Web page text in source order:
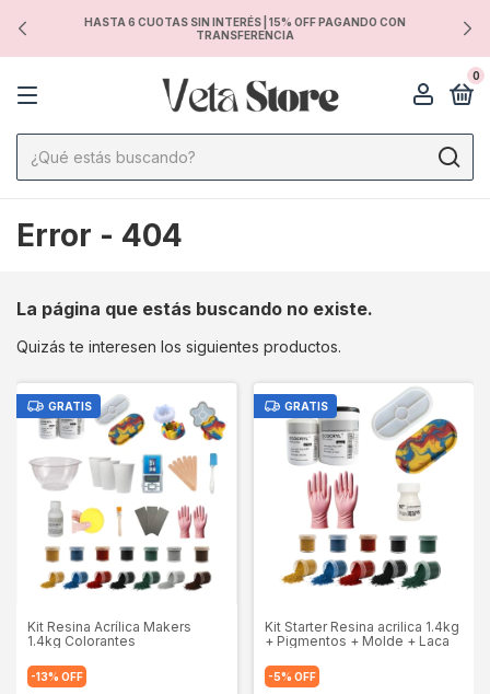
HASTA 6 CUOTAS SIN INTERÉS | 15% OFF PAGANDO CON
TRANSFERENCIA
0
Error - 404
La página que estás buscando no existe.
Quizás te interesen los siguientes productos.
GRATIS
Kit Resina Acrílica Makers
1.4kg Colorantes
-13% OFF
GRATIS
Kit Starter Resina acrilica 1.4kg
+ Pigmentos + Molde + Laca
-5% OFF